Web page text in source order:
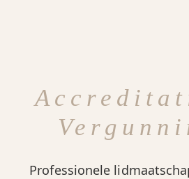
Professionele